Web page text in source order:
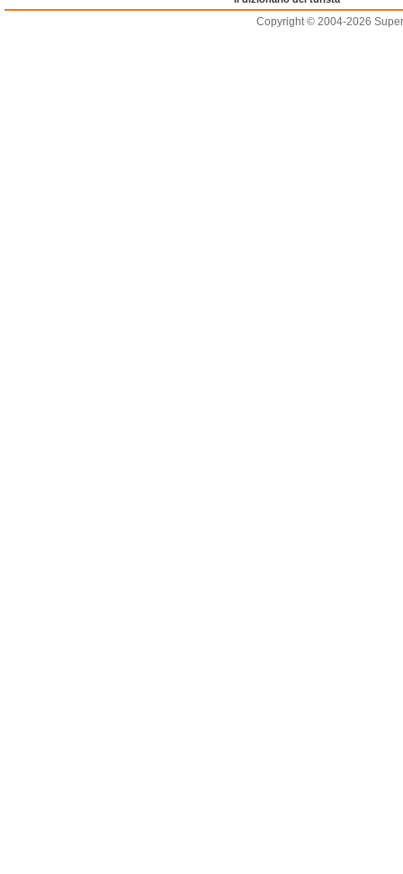
Copyright © 2004-2026